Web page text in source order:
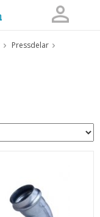
Pressdelar